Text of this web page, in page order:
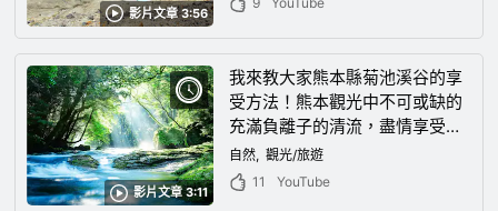
影片文章 3:56
影片文章 3:11
我來教大家熊本縣菊池溪谷的享
受方法！熊本觀光中不可或缺的
充滿負離子的清流，盡情享受自
然！
自然
觀光/旅遊
11
YouTube